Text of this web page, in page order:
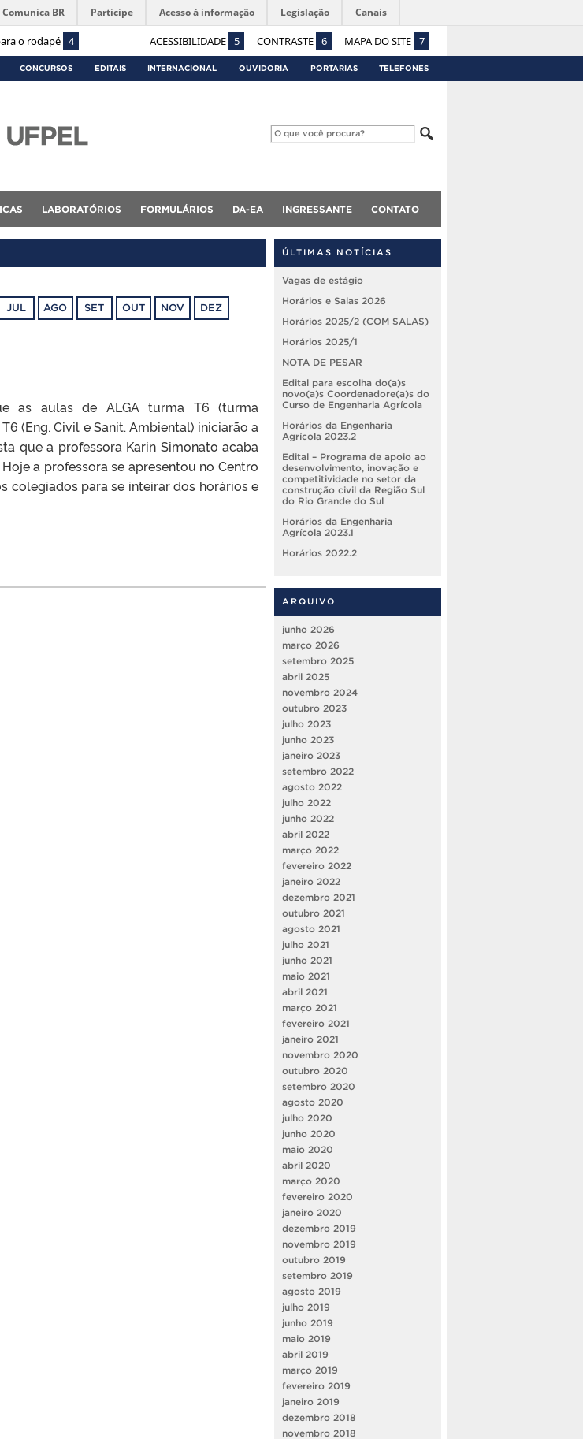
o rodapé 4 ACESSIBILIDADE 5 CONTRASTE 6 MAPA DO SITE 7
Comunica BR Participe Acesso à informação Legislação Canais
CONCURSOS EDITAIS INTERNACIONAL OUVIDORIA PORTARIAS TELEFONES
LABORATÓRIOS FORMULÁRIOS DA-EA INGRESSANTE CONTATO
JUL AGO SET OUT NOV DEZ
as aulas de ALGA turma T6 (turma
(Eng. Civil e Sanit. Ambiental) iniciarão a
que a professora Karin Simonato acaba
a professora se apresentou no Centro
colegiados para se inteirar dos horários e
ÚLTIMAS NOTÍCIAS
Vagas de estágio
Horários e Salas 2026
Horários 2025/2 (COM SALAS)
Horários 2025/1
NOTA DE PESAR
Edital para escolha do(a)s
novo(a)s Coordenadore(a)s do
Curso de Engenharia Agrícola
Horários da Engenharia
Agrícola 2023.2
Edital – Programa de apoio ao
desenvolvimento, inovação e
competitividade no setor da
construção civil da Região Sul
do Rio Grande do Sul
Horários da Engenharia
Agrícola 2023.1
Horários 2022.2
ARQUIVO
junho 2026
março 2026
setembro 2025
abril 2025
novembro 2024
outubro 2023
julho 2023
junho 2023
janeiro 2023
setembro 2022
agosto 2022
julho 2022
junho 2022
abril 2022
março 2022
fevereiro 2022
janeiro 2022
dezembro 2021
outubro 2021
agosto 2021
julho 2021
junho 2021
maio 2021
abril 2021
março 2021
fevereiro 2021
janeiro 2021
novembro 2020
outubro 2020
setembro 2020
agosto 2020
julho 2020
junho 2020
maio 2020
abril 2020
março 2020
fevereiro 2020
janeiro 2020
dezembro 2019
novembro 2019
outubro 2019
setembro 2019
agosto 2019
julho 2019
junho 2019
maio 2019
abril 2019
março 2019
fevereiro 2019
janeiro 2019
dezembro 2018
novembro 2018